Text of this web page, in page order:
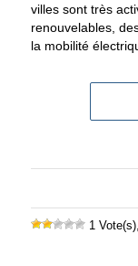
villes sont très
renouvelables,
la mobilité
1